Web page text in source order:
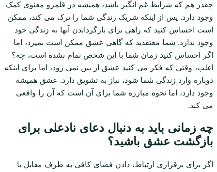
چقدر هم که شرایط غم انگیز باشد، همیشه در قلمرو معنوی کمک
وجود دارد. پس از اینکه شریک زندگی شما را ترک می کند، ممکن
است احساس کنید که راهی برای بازگرداندن آنها به زندگی خود
وجود ندارد. شما معتقدید که گاهی عشق ممکن است بمیرد، اما
اگر احساس کنید زمان شما با این شخص تمام نشده است، چه؟
اغلب، وقتی که فکر می کنید عشق از بین نمی رود، اما برای اینکه
دوباره وارد زندگی شما شود، نیاز به تشویق دارد. عشق همیشه
وجود دارد، اما نحوه مبارزه شما برای آن است که آن را واقعی
می کند.
چه زمانی باید به دنبال دعای نادعلی برای
بازگشت عشق باشید؟
اگر برای برقراری ارتباط، دادن فضای کافی به طرف مقابل یا